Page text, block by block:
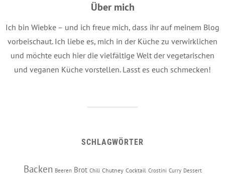
Über mich
Ich bin Wiebke – und ich freue mich, dass ihr auf meinem Blog
vorbeischaut. Ich liebe es, mich in der Küche zu verwirklichen
und möchte euch hier die vielfältige Welt der vegetarischen
und veganen Küche vorstellen. Lasst es euch schmecken!
SCHLAGWÖRTER
Backen Beeren Brot Chili Chutney Cocktail Crostini Curry Dessert